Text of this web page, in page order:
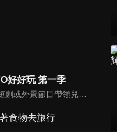
好好玩 第一季